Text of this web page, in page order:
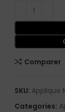
Comparer
SKU: Applique
Categories: